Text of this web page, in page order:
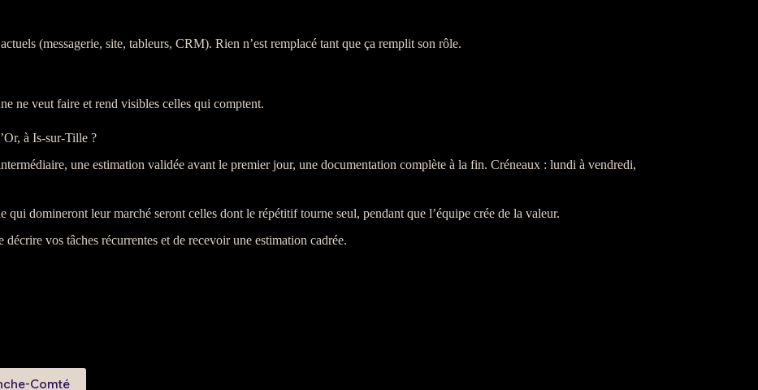
(messagerie, site, tableurs, CRM). Rien n’est remplacé tant que ça remplit son rôle.
ne veut faire et rend visibles celles qui comptent.
à Is-sur-Tille ?
une estimation validée avant le premier jour, une documentation complète à la fin. Créneaux : lundi à vendredi,
qui domineront leur marché seront celles dont le répétitif tourne seul, pendant que l’équipe crée de la valeur.
décrire vos tâches récurrentes et de recevoir une estimation cadrée.
Comté